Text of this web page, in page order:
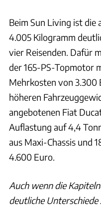
Beim Sun Living ist
4.005 Kilogramm
vier Reisenden. Dafür
der 165-PS-Topmotor
Mehrkosten von 3.300
höheren
angebotenen Fiat
Auflastung auf 4,4
aus Maxi-Chassis und
4.600 Euro.
Auch wenn die
deutliche Unterschiede